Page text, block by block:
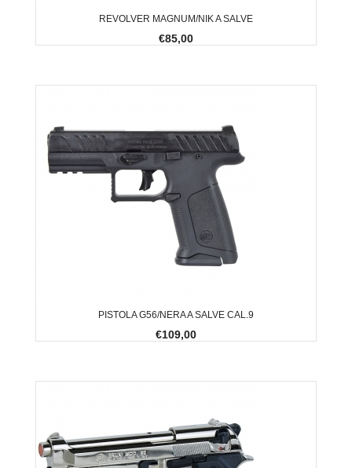
REVOLVER MAGNUM/NIK A SALVE
€85,00
PISTOLA G56/NERA A SALVE CAL.9
€109,00